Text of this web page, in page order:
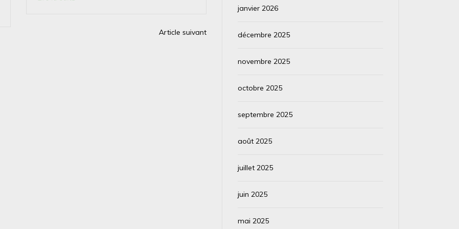
Article suivant
janvier 2026
décembre 2025
novembre 2025
octobre 2025
septembre 2025
août 2025
juillet 2025
juin 2025
mai 2025